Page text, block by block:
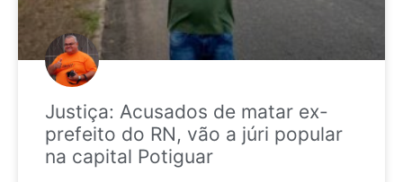
Justiça: Acusados de matar ex-
prefeito do RN, vão a júri popular
na capital Potiguar